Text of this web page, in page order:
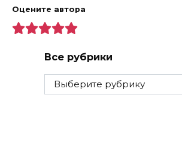
Оцените автора
Все рубрики
Все
рубрики